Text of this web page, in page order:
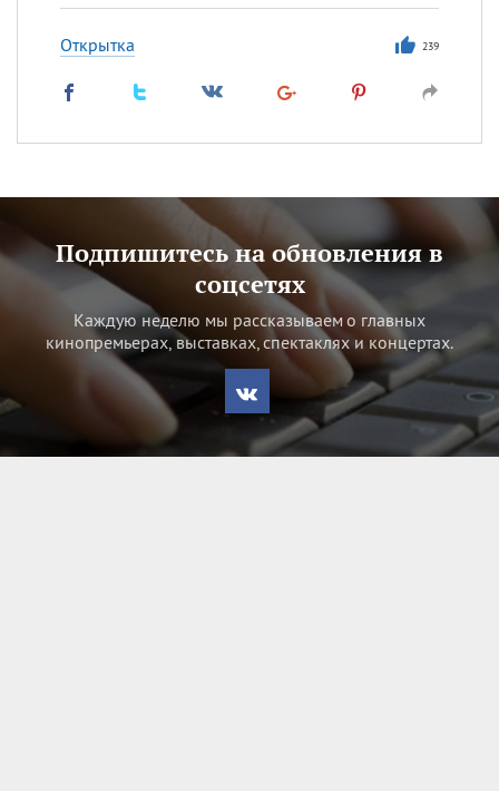
Открытка 239
Подпишитесь на обновления в
соцсетях
Каждую неделю мы рассказываем о главных
кинопремьерах, выставках, спектаклях и концертах.